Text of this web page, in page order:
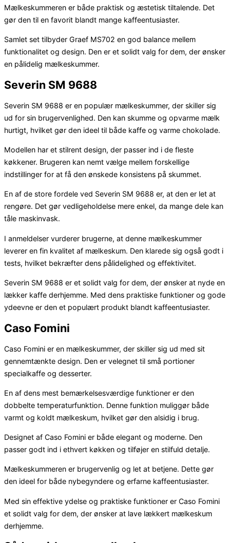
Mælkeskummeren er både praktisk og æstetisk tiltalende. Det
gør den til en favorit blandt mange kaffeentusiaster.
Samlet set tilbyder Graef MS702 en god balance mellem
funktionalitet og design. Den er et solidt valg for dem, der ønsker
en pålidelig mælkeskummer.
Severin SM 9688
Severin SM 9688 er en populær mælkeskummer, der skiller sig
ud for sin brugervenlighed. Den kan skumme og opvarme mælk
hurtigt, hvilket gør den ideel til både kaffe og varme chokolade.
Modellen har et stilrent design, der passer ind i de fleste
køkkener. Brugeren kan nemt vælge mellem forskellige
indstillinger for at få den ønskede konsistens på skummet.
En af de store fordele ved Severin SM 9688 er, at den er let at
rengøre. Det gør vedligeholdelse mere enkel, da mange dele kan
tåle maskinvask.
I anmeldelser vurderer brugerne, at denne mælkeskummer
leverer en fin kvalitet af mælkeskum. Den klarede sig også godt i
tests, hvilket bekræfter dens pålidelighed og effektivitet.
Severin SM 9688 er et solidt valg for dem, der ønsker at nyde en
lækker kaffe derhjemme. Med dens praktiske funktioner og gode
ydeevne er den et populært produkt blandt kaffeentusiaster.
Caso Fomini
Caso Fomini er en mælkeskummer, der skiller sig ud med sit
gennemtænkte design. Den er velegnet til små portioner
specialkaffe og desserter.
En af dens mest bemærkelsesværdige funktioner er den
dobbelte temperaturfunktion. Denne funktion muliggør både
varmt og koldt mælkeskum, hvilket gør den alsidig i brug.
Designet af Caso Fomini er både elegant og moderne. Den
passer godt ind i ethvert køkken og tilføjer en stilfuld detalje.
Mælkeskummeren er brugervenlig og let at betjene. Dette gør
den ideel for både nybegyndere og erfarne kaffeentusiaster.
Med sin effektive ydelse og praktiske funktioner er Caso Fomini
et solidt valg for dem, der ønsker at lave lækkert mælkeskum
derhjemme.